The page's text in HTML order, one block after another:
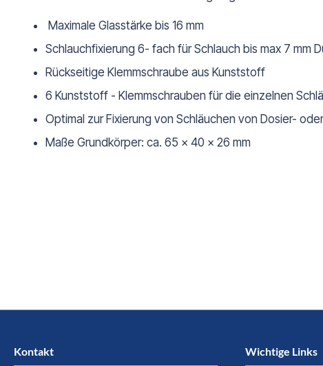
Maximale Glasstärke bis 16 mm
Schlauchfixierung 6- fach für Schlauch bis max 7 mm
Rückseitige Klemmschraube aus Kunststoff
6 Kunststoff - Klemmschrauben für die einzelnen
Optimal zur Fixierung von Schläuchen von Dosier-
Maße Grundkörper: ca. 65 x 40 x 26 mm
Kontakt Wichtige Links